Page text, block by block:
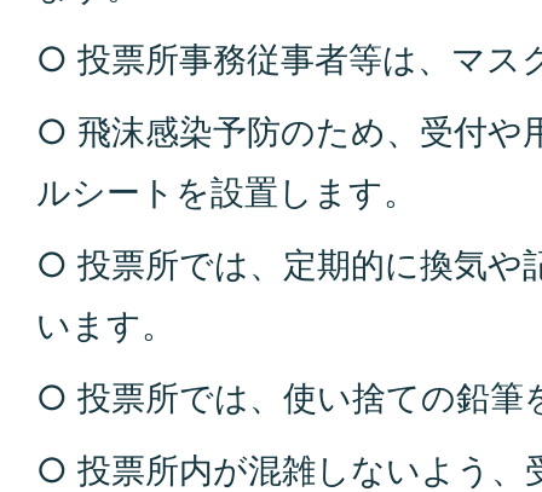
○ 投票所事務従事者等は、マス
○ 飛沫感染予防のため、受付や
ルシートを設置します。
○ 投票所では、定期的に換気や
います。
○ 投票所では、使い捨ての鉛筆
○ 投票所内が混雑しないよう、